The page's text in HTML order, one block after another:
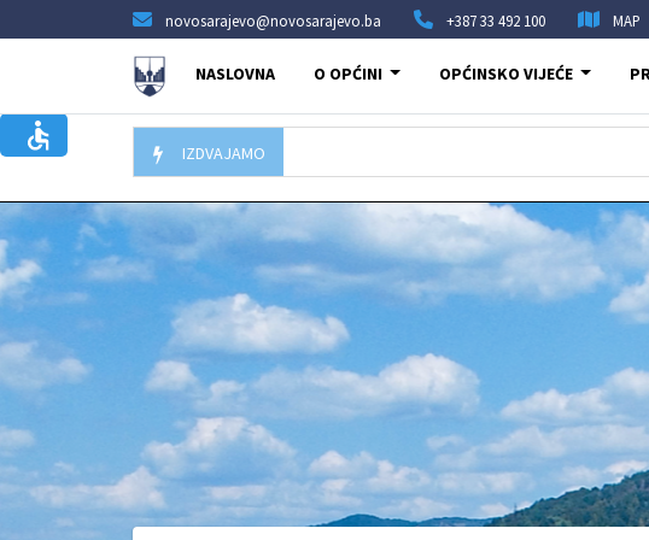
novosarajevo@novosarajevo.ba +387 33 492 100 MAP
NASLOVNA O OPĆINI OPĆINSKO VIJEĆE
IZDVAJAMO